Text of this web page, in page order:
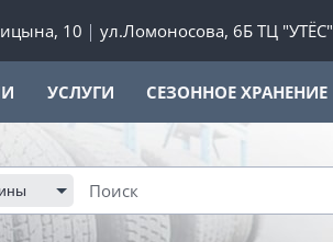
10 ул.Ломоносова, 6Б ТЦ "УТЁС"
УСЛУГИ СЕЗОННОЕ ХРАНЕНИЕ